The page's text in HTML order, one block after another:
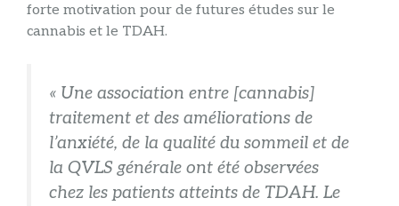
forte motivation pour de futures études sur le
cannabis et le TDAH.
« Une association entre [cannabis]
traitement et des améliorations de
l’anxiété, de la qualité du sommeil et de
la QVLS générale ont été observées
chez les patients atteints de TDAH. Le